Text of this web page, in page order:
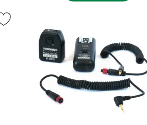
E7 för Pentax som favoritMarkera fjärrutlösare